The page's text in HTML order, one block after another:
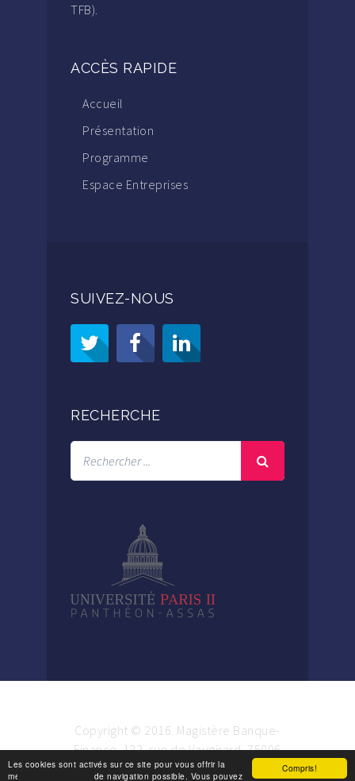
Compris!
Les cookies sont activés sur ce site pour vous offrir la
meilleure expérience de navigation possible. Vous pouvez
TFB).
ACCÈS RAPIDE
Accueil
Présentation
Programme
Espace Entreprises
SUIVEZ-NOUS
RECHERCHE
Copyright © 2016. Magistère Banque-
Finance. 122, rue de Vaugirard, 75006
Paris.